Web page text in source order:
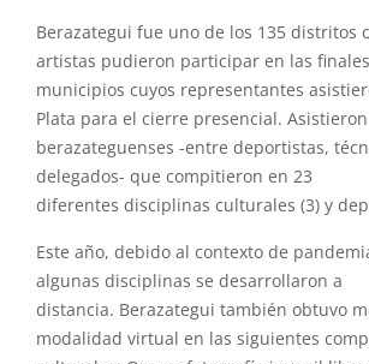
Berazategui fue uno de los 135 distritos
artistas pudieron participar en las
municipios cuyos representantes
Plata para el cierre presencial.
berazateguenses -entre deportistas,
delegados- que compitieron en 23
diferentes disciplinas culturales (3) y
Este año, debido al contexto de
algunas disciplinas se desarrollaron a
distancia. Berazategui también obtuvo
modalidad virtual en las siguientes